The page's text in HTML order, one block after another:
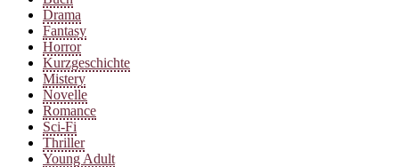
Drama
Fantasy
Horror
Kurzgeschichte
Mistery
Novelle
Romance
Sci-Fi
Thriller
Young Adult